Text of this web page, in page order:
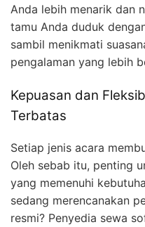
Anda lebih menarik dan
tamu Anda duduk
sambil menikmati
pengalaman yang lebih
Kepuasan dan
Terbatas
Setiap jenis acara
Oleh sebab itu, penting
yang memenuhi
sedang merencanakan
resmi? Penyedia sewa